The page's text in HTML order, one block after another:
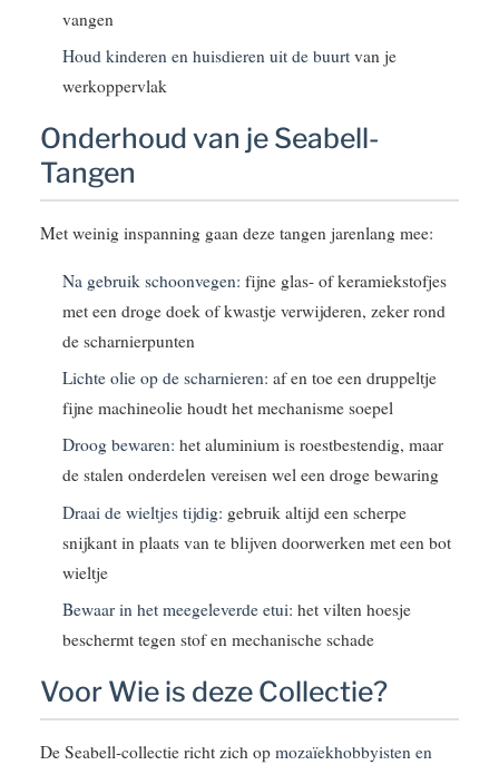
vangen
Houd kinderen en huisdieren uit de buurt van je
werkoppervlak
Onderhoud van je Seabell-
Tangen
Met weinig inspanning gaan deze tangen jarenlang mee:
Na gebruik schoonvegen: fijne glas- of keramiekstofjes
met een droge doek of kwastje verwijderen, zeker rond
de scharnierpunten
Lichte olie op de scharnieren: af en toe een druppeltje
fijne machineolie houdt het mechanisme soepel
Droog bewaren: het aluminium is roestbestendig, maar
de stalen onderdelen vereisen wel een droge bewaring
Draai de wieltjes tijdig: gebruik altijd een scherpe
snijkant in plaats van te blijven doorwerken met een bot
wieltje
Bewaar in het meegeleverde etui: het vilten hoesje
beschermt tegen stof en mechanische schade
Voor Wie is deze Collectie?
De Seabell-collectie richt zich op mozaïekhobbyisten en